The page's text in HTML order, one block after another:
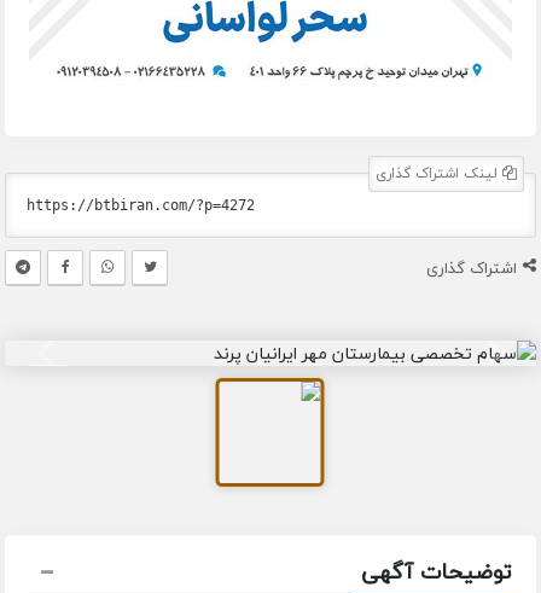
لینک اشتراک گذاری
اشتراک گذاری
توضیحات آگهی